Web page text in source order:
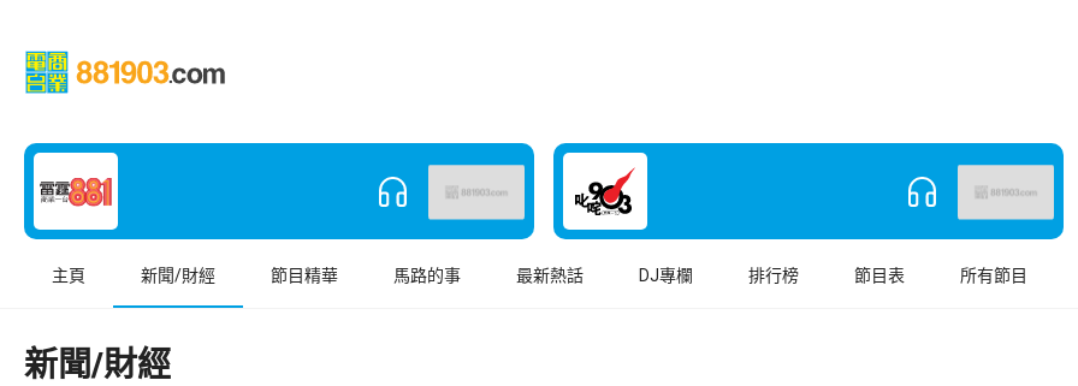
主頁 新聞/財經 節目精華 馬路的事 最新熱話 DJ專欄 排行榜 節目表 所有節目
新聞/財經